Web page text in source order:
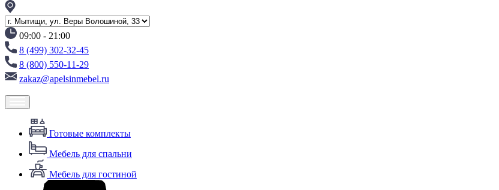
09:00 - 21:00
8 (499) 302-32-45
8 (800) 550-11-29
zakaz@apelsinmebel.ru
Готовые комплекты
Мебель для спальни
Мебель для гостиной